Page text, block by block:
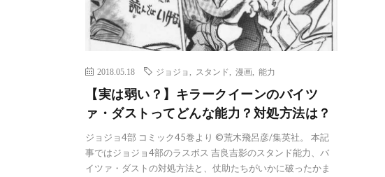
2018.05.18 ジョジョ スタンド 漫画 能力
【実は弱い？】キラークイーンのバイツ
ァ・ダストってどんな能力？対処方法は？
ジョジョ4部 コミック45巻より ©荒木飛呂彦/集英社。 本記
事ではジョジョ4部のラスボス 吉良吉影のスタンド能力、バ
イツァ・ダストの対処方法と、仗助たちがいかに破ったかま